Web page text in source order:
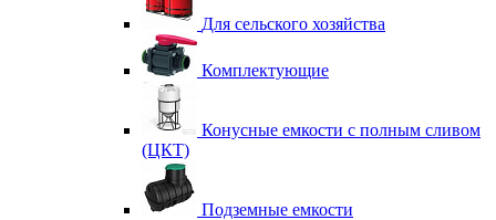
Для сельского хозяйства
Комплектующие
Конусные емкости с полным сливом
(ЦКТ)
Подземные емкости